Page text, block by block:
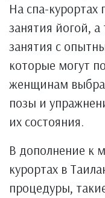
На спа-курортах
занятия йогой,
занятия с
которые могут
женщинам
позы и
их состояния.
В дополнение к
курортах в
процедуры,